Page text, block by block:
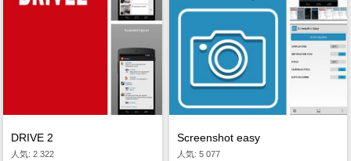
DRIVE 2
人気: 2 322
Screenshot easy
人気: 5 077